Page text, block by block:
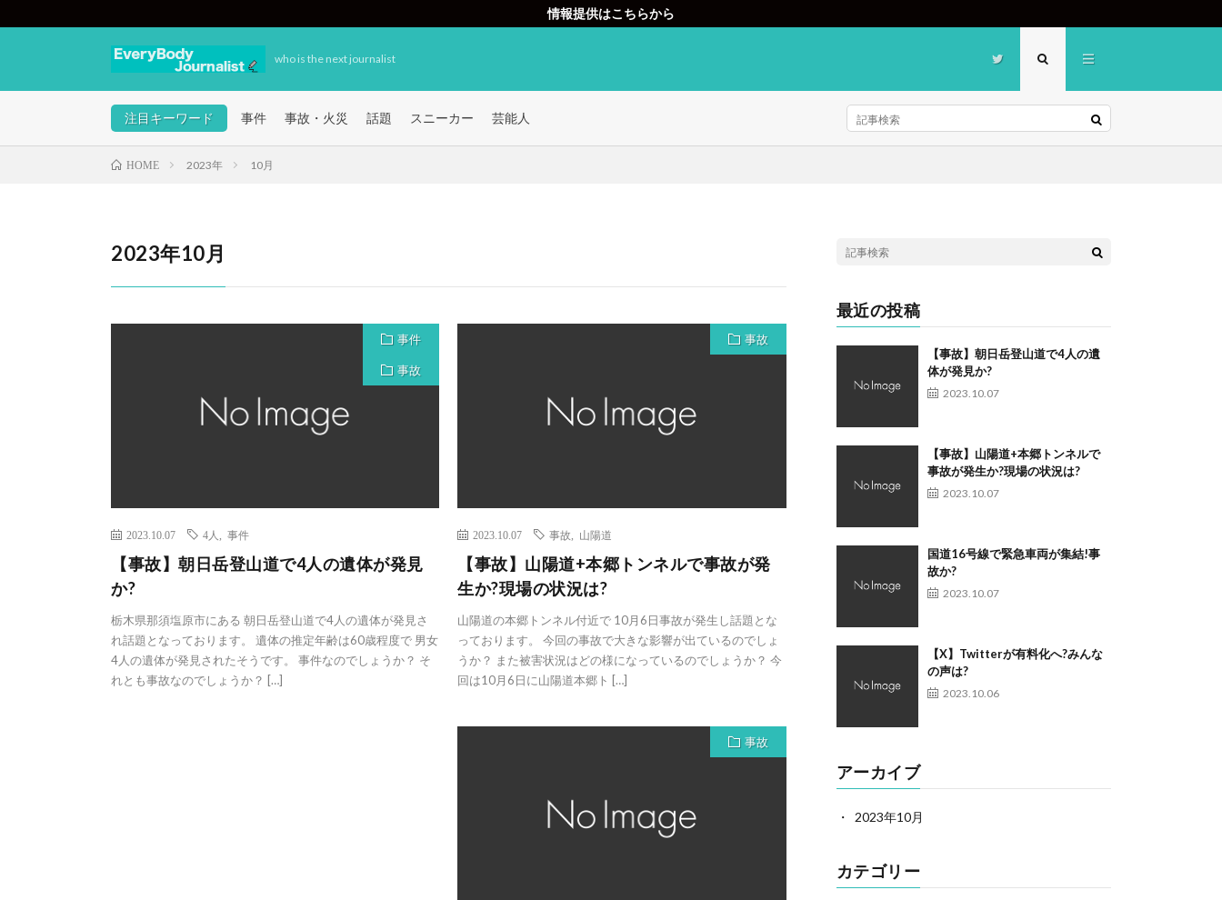
情報提供はこちらから
who is the next journalist
注目キーワード 事件 事故・火災 話題 スニーカー 芸能人
HOME 2023年 10月
2023年10月
事件
事故
2023.10.07 4人 事件
【事故】朝日岳登山道で4人の遺体が発見
か?
栃木県那須塩原市にある 朝日岳登山道で4人の遺体が発見さ
れ話題となっております。 遺体の推定年齢は60歳程度で 男女
4人の遺体が発見されたそうです。 事件なのでしょうか？ そ
れとも事故なのでしょうか？ […]
事故
2023.10.07 事故 山陽道
【事故】山陽道+本郷トンネルで事故が発
生か?現場の状況は?
山陽道の本郷トンネル付近で 10月6日事故が発生し話題とな
っております。 今回の事故で大きな影響が出ているのでしょ
うか？ また被害状況はどの様になっているのでしょうか？ 今
回は10月6日に山陽道本郷ト […]
事故
最近の投稿
【事故】朝日岳登山道で4人の遺
体が発見か?
2023.10.07
【事故】山陽道+本郷トンネルで
事故が発生か?現場の状況は?
2023.10.07
国道16号線で緊急車両が集結!事
故か?
2023.10.07
【X】Twitterが有料化へ?みんな
の声は?
2023.10.06
アーカイブ
2023年10月
カテゴリー